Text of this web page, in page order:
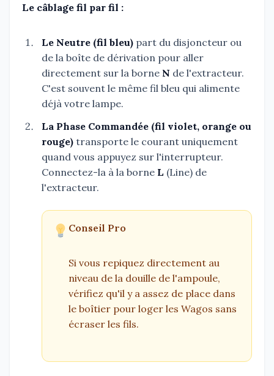
Le câblage fil par fil :
Le Neutre (fil bleu) part du disjoncteur ou
de la boîte de dérivation pour aller
directement sur la borne N de l'extracteur.
C'est souvent le même fil bleu qui alimente
déjà votre lampe.
La Phase Commandée (fil violet, orange ou
rouge) transporte le courant uniquement
quand vous appuyez sur l'interrupteur.
Connectez-la à la borne L (Line) de
l'extracteur.
Conseil Pro
Si vous repiquez directement au
niveau de la douille de l'ampoule,
vérifiez qu'il y a assez de place dans
le boîtier pour loger les Wagos sans
écraser les fils.